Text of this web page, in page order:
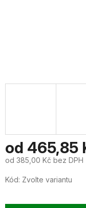
od 465,85
od 385,00 Kč bez DPH
cena:
Kód: Zvolte variantu